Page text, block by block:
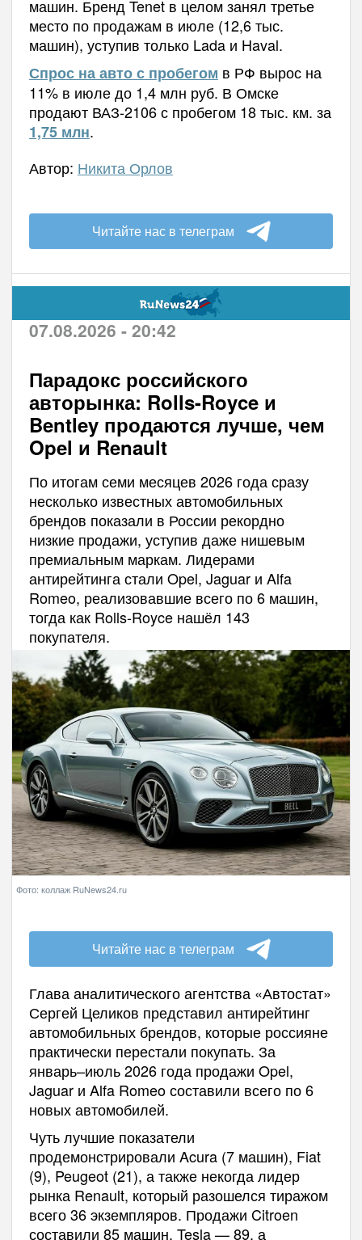
машин. Бренд Tenet в целом занял третье
место по продажам в июле (12,6 тыс.
машин), уступив только Lada и Haval.
Спрос на авто с пробегом в РФ вырос на
11% в июле до 1,4 млн руб. В Омске
продают ВАЗ-2106 с пробегом 18 тыс. км. за
1,75 млн.
Автор: Никита Орлов
Читайте нас в телеграм
07.08.2026 - 20:42
Парадокс российского
авторынка: Rolls-Royce и
Bentley продаются лучше, чем
Opel и Renault
По итогам семи месяцев 2026 года сразу
несколько известных автомобильных
брендов показали в России рекордно
низкие продажи, уступив даже нишевым
премиальным маркам. Лидерами
антирейтинга стали Opel, Jaguar и Alfa
Romeo, реализовавшие всего по 6 машин,
тогда как Rolls-Royce нашёл 143
покупателя.
Фото: коллаж RuNews24.ru
Читайте нас в телеграм
Глава аналитического агентства «Автостат»
Сергей Целиков представил антирейтинг
автомобильных брендов, которые россияне
практически перестали покупать. За
январь–июль 2026 года продажи Opel,
Jaguar и Alfa Romeo составили всего по 6
новых автомобилей.
Чуть лучшие показатели
продемонстрировали Acura (7 машин), Fiat
(9), Peugeot (21), а также некогда лидер
рынка Renault, который разошелся тиражом
всего 36 экземпляров. Продажи Citroen
составили 85 машин, Tesla — 89, а